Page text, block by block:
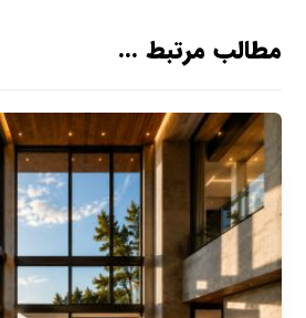
مطالب مرتبط ...